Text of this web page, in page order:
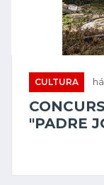
CULTURA
"PADRE